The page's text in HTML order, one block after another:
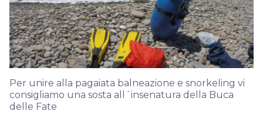
Per unire alla pagaiata balneazione e snorkeling vi
consigliamo una sosta all´insenatura della Buca
delle Fate